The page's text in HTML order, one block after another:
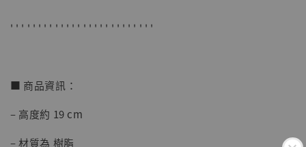
' ' ' ' ' ' ' ' ' ' ' ' ' ' ' ' ' ' ' ' ' ' ' ' ' '
■ 商品資訊：
– 高度約 19 cm
– 材質為 樹脂